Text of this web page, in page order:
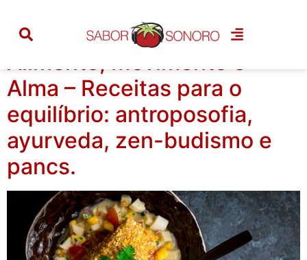
Categoria:doces
Alimento, Movimento e
Alma – Receitas para o
equilíbrio: antroposofia,
ayurveda, zen-budismo e
pancs.